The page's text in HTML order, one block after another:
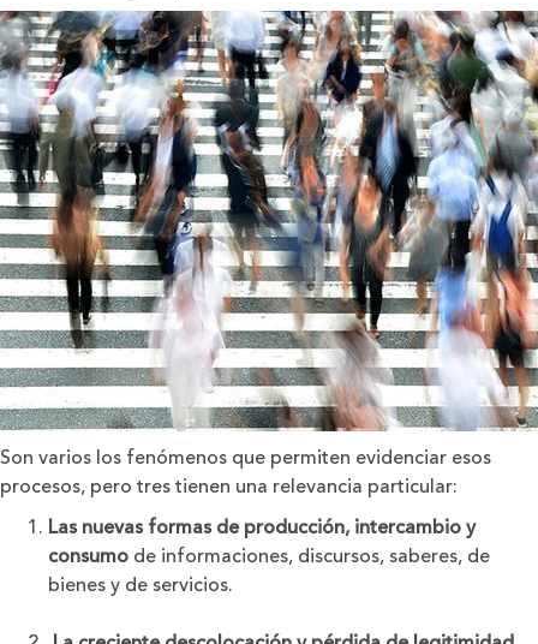
Son varios los fenómenos que permiten evidenciar esos
procesos, pero tres tienen una relevancia particular:
Las nuevas formas de producción, intercambio y
consumo de informaciones, discursos, saberes, de
bienes y de servicios.